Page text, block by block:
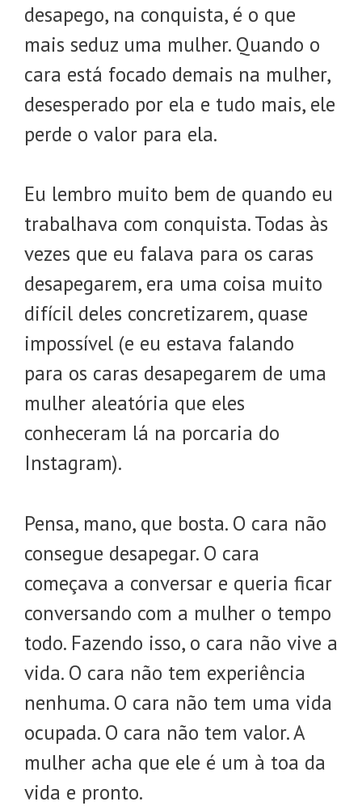
desapego, na conquista, é o que
mais seduz uma mulher. Quando o
cara está focado demais na mulher,
desesperado por ela e tudo mais, ele
perde o valor para ela.
Eu lembro muito bem de quando eu
trabalhava com conquista. Todas às
vezes que eu falava para os caras
desapegarem, era uma coisa muito
difícil deles concretizarem, quase
impossível (e eu estava falando
para os caras desapegarem de uma
mulher aleatória que eles
conheceram lá na porcaria do
Instagram).
Pensa, mano, que bosta. O cara não
consegue desapegar. O cara
começava a conversar e queria ficar
conversando com a mulher o tempo
todo. Fazendo isso, o cara não vive a
vida. O cara não tem experiência
nenhuma. O cara não tem uma vida
ocupada. O cara não tem valor. A
mulher acha que ele é um à toa da
vida e pronto.